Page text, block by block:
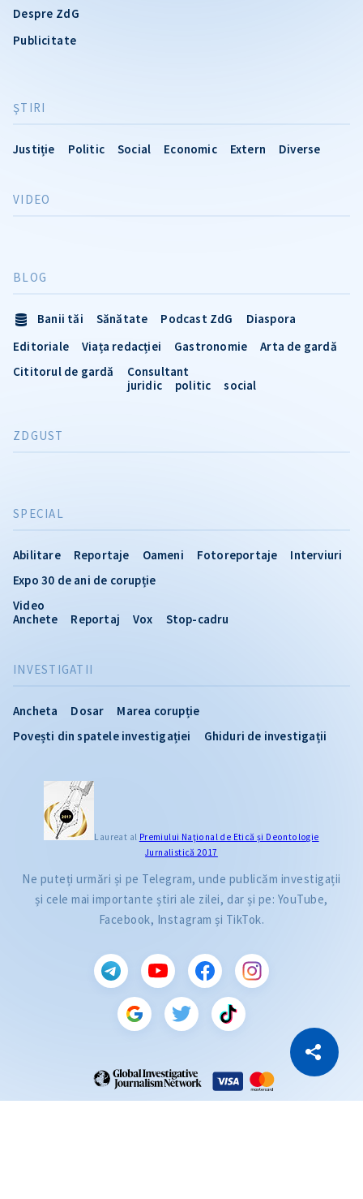
Copiază Link
Despre ZdG
Publicitate
ŞTIRI
Justiție Politic Social Economic Extern Diverse
INVESTIGATII
Ancheta Dosar
Marea corupție
Povești din spatele investigației
Ghiduri de investigații
VIDEO
SPECIAL
Abilitare Reportaje Oameni Fotoreportaje
Interviuri
Expo 30 de ani de corupție
Video
Anchete
Reportaj Vox Stop-cadru
BLOG
Banii tăi Sănătate Podcast ZdG
Diaspora
Editoriale
Viața redacției Gastronomie
Arta de gardă
Cititorul de gardă
Consultant
juridic
politic social
ZDGUST
Laureat al Premiului Naţional de Etică și Deontologie
Jurnalistică 2017
Ne puteți urmări și pe Telegram, unde publicăm investigații
și cele mai importante știri ale zilei, dar și pe: YouTube,
Facebook, Instagram și TikTok.